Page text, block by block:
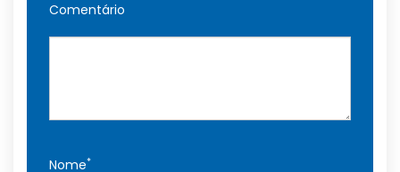
Comentário
Nome*